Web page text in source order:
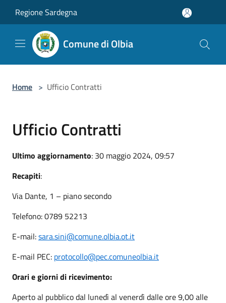
Regione Sardegna
Comune di Olbia
Home > Ufficio Contratti
Ufficio Contratti
Ultimo aggiornamento: 30 maggio 2024, 09:57
Recapiti:
Via Dante, 1 – piano secondo
Telefono: 0789 52213
E-mail:sara.sini@comune.olbia.ot.it
E-mail PEC: protocollo@pec.comuneolbia.it
Orari e giorni di ricevimento:
Aperto al pubblico dal lunedì al venerdì dalle ore 9,00 alle